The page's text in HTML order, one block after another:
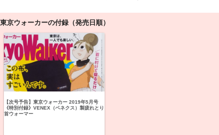
東京ウォーカーの付録（発売日順）
【次号予告】東京ウォーカー 2019年5月号
《特別付録》VENEX（ベネクス）製疲れとり
首ウォーマー